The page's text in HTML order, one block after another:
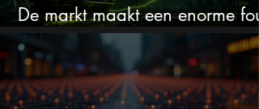
De markt maakt een enorme fout